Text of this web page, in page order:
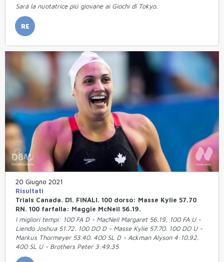
Sarà la nuotatrice più giovane ai Giochi di Tokyo.
RE
20 Giugno 2021
Risultati
Trials Canada. D1. FINALI. 100 dorso: Masse Kylie 57.70
RN. 100 farfalla: Maggie McNeil 56.19.
I migliori tempi: 100 FA D - MacNeil Margaret 56.19, 100 FA U -
Liendo Joshua 51.72. 100 DO D - Masse Kylie 57.70. 100 DO U -
Markus Thormeyer 53.40. 400 SL D - Ackman Alyson 4:10.92.
400 SL U - Brothers Peter 3:49.35